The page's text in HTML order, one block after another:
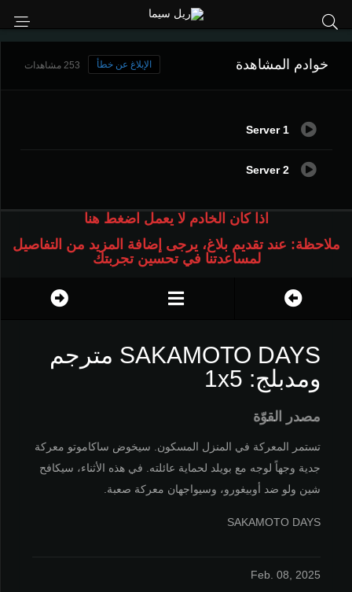
خوادم المشاهدة 253 مشاهدات الإبلاغ عن خطأ
Server 1
Server 2
اذا كان الخادم لا يعمل اضغط هنا
ملاحظة: عند تقديم بلاغ، يرجى إضافة المزيد من التفاصيل
لمساعدتنا في تحسين تجربتك
SAKAMOTO DAYS مترجم
ومدبلج: 1x5
مصدر القوّة
تستمر المعركة في المنزل المسكون. سيخوض ساكاموتو معركة
جدية وجهاً لوجه مع بويلد لحماية عائلته. في هذه الأثناء، سيكافح
شين ولو ضد أوبيغورو، وسيواجهان معركة صعبة.
SAKAMOTO DAYS
Feb. 08, 2025